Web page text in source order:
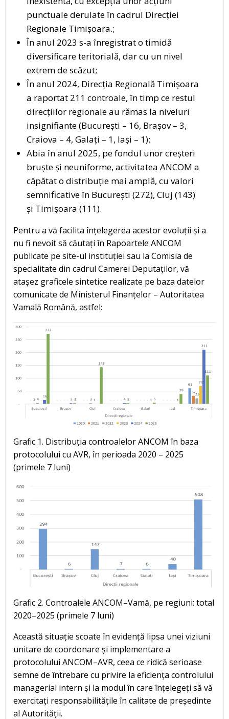
punctuale derulate în cadrul Direcției
Regionale Timișoara.;
În anul 2023 s-a înregistrat o timidă
diversificare teritorială, dar cu un nivel
extrem de scăzut;
În anul 2024, Direcția Regională Timișoara
a raportat 211 controale, în timp ce restul
direcțiilor regionale au rămas la niveluri
insignifiante (București – 16, Brașov – 3,
Craiova – 4, Galați – 1, Iași – 1);
Abia în anul 2025, pe fondul unor creșteri
bruște și neuniforme, activitatea ANCOM a
căpătat o distribuție mai amplă, cu valori
semnificative în București (272), Cluj (143)
și Timișoara (111).
Pentru a vă facilita înțelegerea acestor evoluții și a
nu fi nevoit să căutați în Rapoartele ANCOM
publicate pe site-ul instituției sau la Comisia de
specialitate din cadrul Camerei Deputaților, vă
atașez graficele sintetice realizate pe baza datelor
comunicate de Ministerul Finanțelor – Autoritatea
Vamală Română, astfel:
Grafic 1. Distribuția controalelor ANCOM în baza
protocolului cu AVR, în perioada 2020 – 2025
(primele 7 luni)
Grafic 2. Controalele ANCOM–Vamă, pe regiuni: total
2020–2025 (primele 7 luni)
Această situație scoate în evidență lipsa unei viziuni
unitare de coordonare și implementare a
protocolului ANCOM–AVR, ceea ce ridică serioase
semne de întrebare cu privire la eficiența controlului
managerial intern și la modul în care înțelegeți să vă
exercitați responsabilitățile în calitate de președinte
al Autorității.